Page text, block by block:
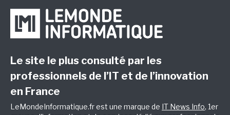
Le site le plus consulté par les
professionnels de l’IT et de l’innovation
en France
LeMondeInformatique.fr est une marque de IT News Info, 1er